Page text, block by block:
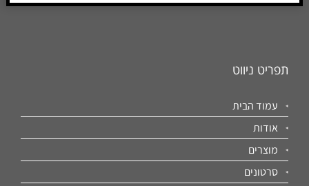
תפריט ניווט
עמוד הבית
אודות
מוצרים
סרטונים